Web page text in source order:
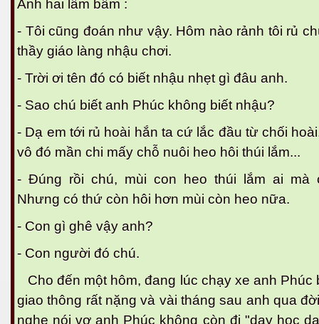
Anh hai lẩm bẩm :
- Tôi cũng đoán như vậy. Hôm nào rảnh tôi rủ
thầy giáo làng nhậu chơi.
- Trời ơi tên đó có biết nhậu nhẹt gì đâu anh.
- Sao chú biết anh Phúc không biết nhậu?
- Dạ em tới rủ hoài hắn ta cứ lắc đầu từ chối
vô đó mần chi mấy chỗ nuôi heo hôi thúi lắm...
- Đúng rồi chú, mùi con heo thúi lắm ai mà
Nhưng có thứ còn hôi hơn mùi còn heo nữa.
- Con gì ghê vậy anh?
- Con người đó chú.
Cho đến một hôm, đang lúc chạy xe anh Phúc
giao thông rất nặng và vài tháng sau anh qua
nghe nói vợ anh Phúc không còn đi "dạy học
nay
16
17
MPM 3